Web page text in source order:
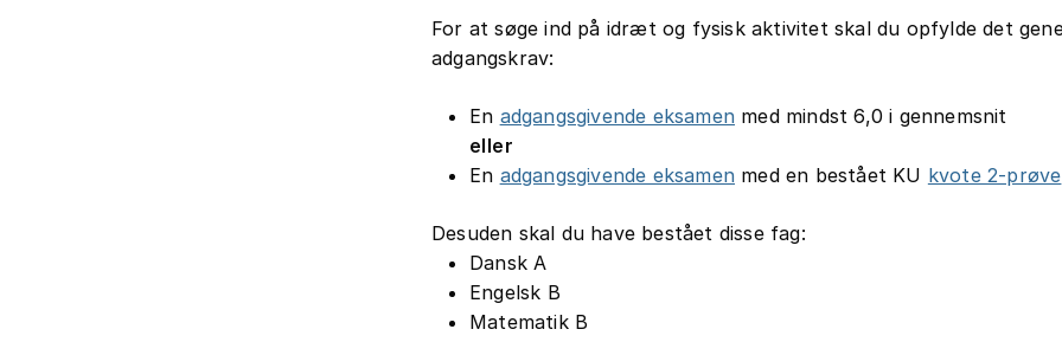
For at søge ind på idræt og fysisk aktivitet skal du opfylde det
adgangskrav:
En adgangsgivende eksamen med mindst 6,0 i gennemsnit
eller
En adgangsgivende eksamen med en bestået KU kvote 2-prøve
Desuden skal du have bestået disse fag:
Dansk A
Engelsk B
Matematik B